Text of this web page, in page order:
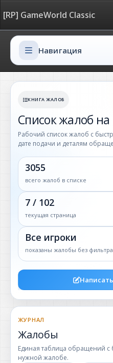
[RP] GameWorld Classic
Навигация
Навигация
КНИГА ЖАЛОБ
Список жалоб на
Рабочий список жалоб с
дате подачи и деталям
3055
всего жалоб в списке
7 / 102
текущая страница
Все игроки
показаны жалобы без фильтра
ЖУРНАЛ
Жалобы
Единая таблица обращений
нужной жалобе.